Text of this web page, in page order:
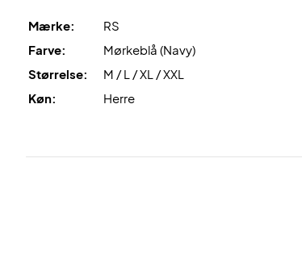
Mærke:
RS
Farve:
Mørkeblå (Navy)
Størrelse:
M / L / XL / XXL
Køn:
Herre